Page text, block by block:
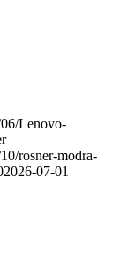
Lenovo-
rosner-modra-
2026-07-01